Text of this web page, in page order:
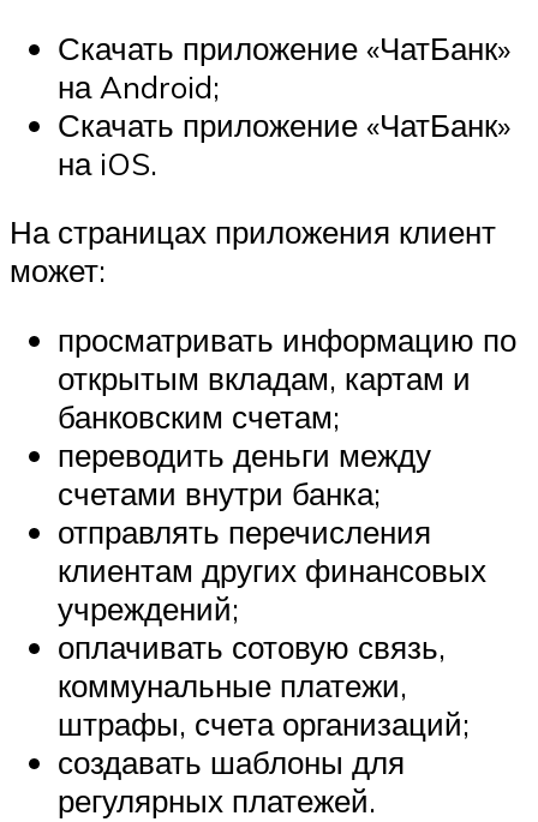
Скачать приложение «ЧатБанк»
на Android;
Скачать приложение «ЧатБанк»
на iOS.
На страницах приложения клиент
может:
просматривать информацию по
открытым вкладам, картам и
банковским счетам;
переводить деньги между
счетами внутри банка;
отправлять перечисления
клиентам других финансовых
учреждений;
оплачивать сотовую связь,
коммунальные платежи,
штрафы, счета организаций;
создавать шаблоны для
регулярных платежей.